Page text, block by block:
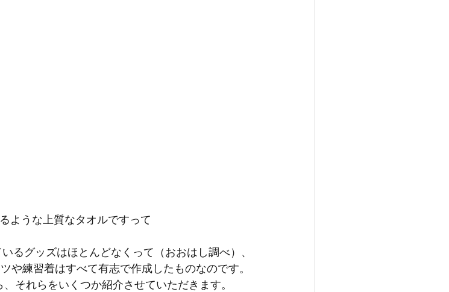
ような上質なタオルですって
るグッズはほとんどなくって（おおはし調べ）、
や練習着はすべて有志で作成したものなのです。
それらをいくつか紹介させていただきます。